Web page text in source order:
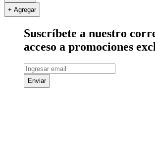
+ Agregar
Suscríbete a nuestro
acceso a promociones
Enviar